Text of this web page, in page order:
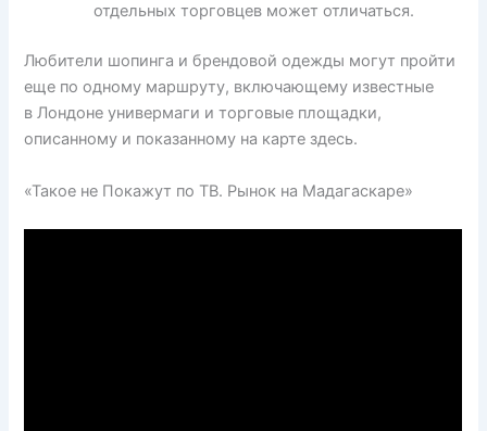
отдельных торговцев может отличаться.
Любители шопинга и брендовой одежды могут пройти
еще по одному маршруту, включающему известные
в Лондоне универмаги и торговые площадки,
описанному и показанному на карте здесь.
«Такое не Покажут по ТВ. Рынок на Мадагаскаре»